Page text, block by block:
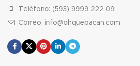
Teléfono: (593) 9999 222 09
Correo: info@ohquebacan.com